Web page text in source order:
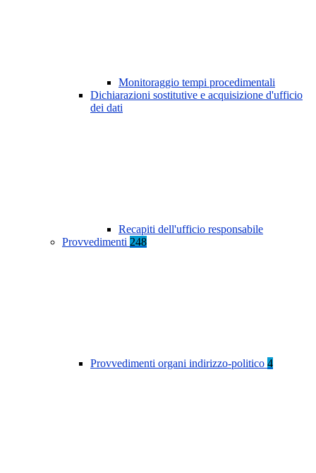
Monitoraggio tempi procedimentali
Dichiarazioni sostitutive e acquisizione d'ufficio
dei dati
Recapiti dell'ufficio responsabile
Provvedimenti 248
Provvedimenti organi indirizzo-politico 4